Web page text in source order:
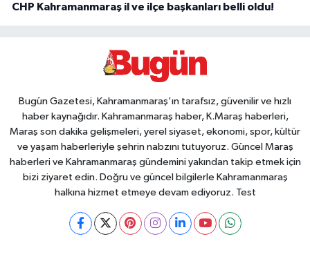
CHP Kahramanmaraş il ve ilçe başkanları belli oldu!
Bugün Gazetesi, Kahramanmaraş’ın tarafsız, güvenilir ve hızlı
haber kaynağıdır. Kahramanmaraş haber, K.Maraş haberleri,
Maraş son dakika gelişmeleri, yerel siyaset, ekonomi, spor, kültür
ve yaşam haberleriyle şehrin nabzını tutuyoruz. Güncel Maraş
haberleri ve Kahramanmaraş gündemini yakından takip etmek için
bizi ziyaret edin. Doğru ve güncel bilgilerle Kahramanmaraş
halkına hizmet etmeye devam ediyoruz. Test